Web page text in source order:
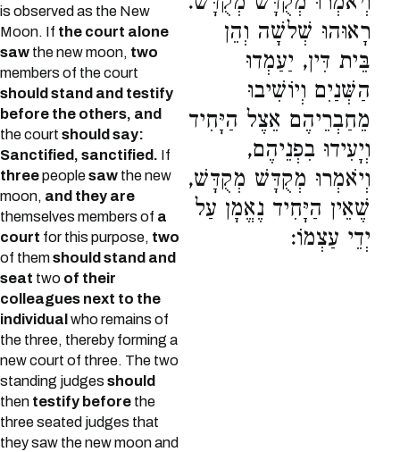
is observed as the New
Moon. If the court alone
saw the new moon, two
members of the court
should stand and testify
before the others, and
the court should say:
Sanctified, sanctified. If
threepeoplesaw the new
moon, and they are
themselves members of a
court for this purpose, two
of themshould stand and
seat two of their
colleagues next to the
individual who remains of
the three, thereby forming a
new court of three. The two
standing judgesshould
then testify before the
three seated judges that
they saw the new moon and
רָאוּהוּ שְׁלשָׁה וְהֵן
בֵּית דִּין, יַעַמְדוּ
הַשְּׁנַיִם וְיוֹשִׁיבוּ
מֵחַבְרֵיהֶם אֵצֶל הַיָּחִיד
וְיָעִידוּ בִפְנֵיהֶם,
וְיֹאמְרוּ מְקֻדָּשׁ מְקֻדָּשׁ,
שֶׁאֵין הַיָּחִיד נֶאֱמָן עַל
יְדֵי עַצְמוֹ: